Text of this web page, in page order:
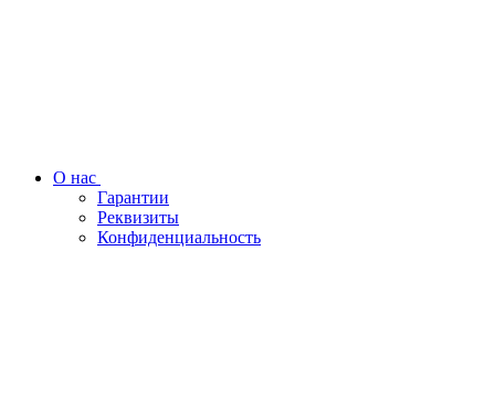
О нас
Гарантии
Реквизиты
Конфиденциальность